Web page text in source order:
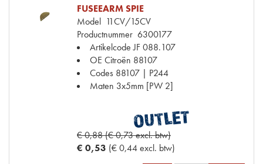
FUSEEARM SPIE
Model 11CV/15CV
Productnummer 6300177
Artikelcode JF088.107
OE Citroën 88107
Codes 88107 | P244
Maten 3x5mm [PW 2]
€ 0,88 (€ 0,73 excl. btw)
€ 0,53 (€ 0,44 excl. btw)